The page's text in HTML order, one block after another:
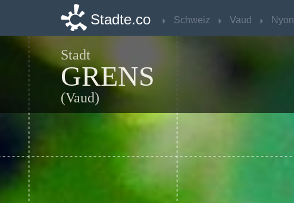
Stadte.co Schweiz Vaud Nyon
Stadt
GRENS
(Vaud)
Stadte.co Schweiz Vaud Nyon